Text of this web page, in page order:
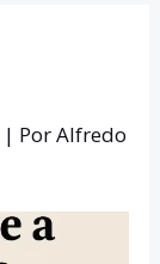
| PorAlfredo